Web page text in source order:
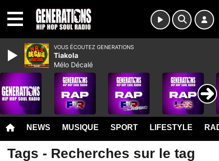
NEWS MUSIQUE SPORT LIFESTYLE
Tags - Recherches sur le tag
VOUS ÉCOUTEZ GENERATIONS
Tiakola
Mélo Décalé